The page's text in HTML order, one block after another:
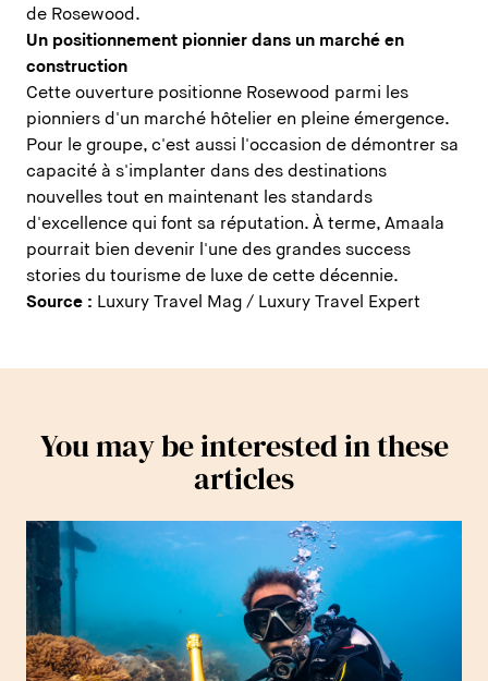
de Rosewood.
Un positionnement pionnier dans un marché en
construction
Cette ouverture positionne Rosewood parmi les
pionniers d'un marché hôtelier en pleine émergence.
Pour le groupe, c'est aussi l'occasion de démontrer sa
capacité à s'implanter dans des destinations
nouvelles tout en maintenant les standards
d'excellence qui font sa réputation. À terme, Amaala
pourrait bien devenir l'une des grandes success
stories du tourisme de luxe de cette décennie.
Source : Luxury Travel Mag / Luxury Travel Expert
You may be interested in these
articles